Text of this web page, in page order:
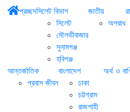
প্রচ্ছদসিলেট বিভাগ
সিলেট
মৌলভীবাজার
সুনামগঞ্জ
হবিগঞ্জ
জাতীয়
অপরাধ
আন্তর্জাতিক
প্রবাস জীবন
বাংলাদেশ
ঢাকা
চট্টগ্রাম
রাজশাহী
অর্থ ও